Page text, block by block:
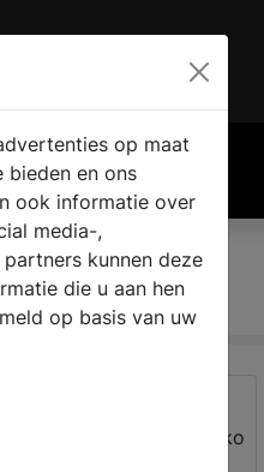
WEBSHOP
systeem NHC | Niko
op maat
bieden en ons
ook informatie over
media-,
kunnen deze
die u aan hen
op basis van uw